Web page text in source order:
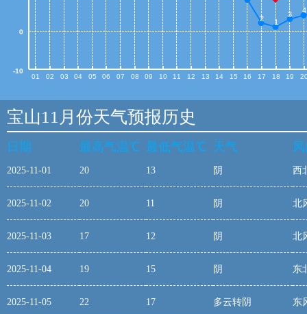
2 1
3 4
01 02 03 04 05 06 07 08 09 10 11 12 13 14 15 16 17 18 19
0
-10
宝山11月份天气预报历史
日期 最高气温℃ 最低气温℃ 天气
2025-11-01 20 13 阴 西
2025-11-02 20 11 阴 北
2025-11-03 17 12 阴 北
2025-11-04 19 15 阴 东
2025-11-05 22 17 多云转阴 东